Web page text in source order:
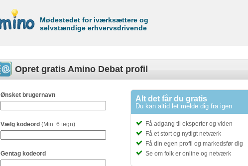
Mødestedet for iværksættere og
selvstændige erhvervsdrivende
Opret gratis Amino Debat profil
Alt det får du gratis
Du kan altid let melde dig fra igen
Få adgang til eksperter og viden
Få et stort og nyttigt netværk
Få din egen profil og markedsfør dig
Se om folk er online og netværk
Ønsket brugernavn
Vælg kodeord (Min. 6 tegn)
Gentag kodeord